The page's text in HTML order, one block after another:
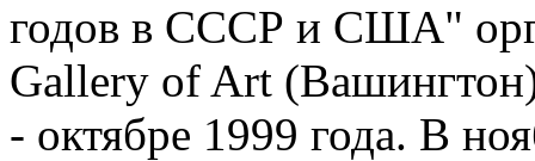
годов в СССР и США"
Gallery of Art
- октябре 1999 года. В